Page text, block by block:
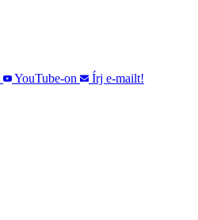
YouTube-on
Írj e-mailt!